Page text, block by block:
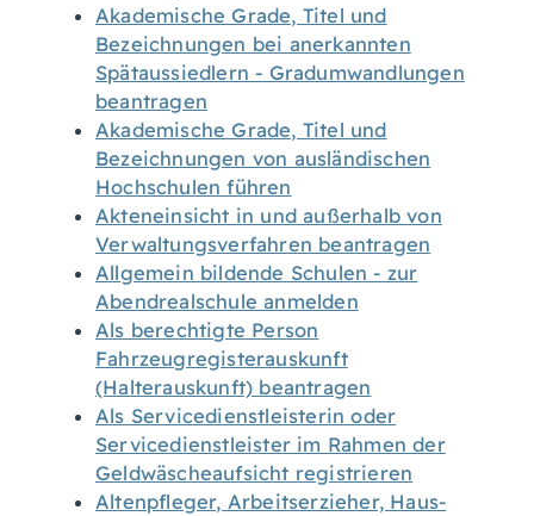
Akademische Grade, Titel und
Bezeichnungen bei anerkannten
Spätaussiedlern - Gradumwandlungen
beantragen
Akademische Grade, Titel und
Bezeichnungen von ausländischen
Hochschulen führen
Akteneinsicht in und außerhalb von
Verwaltungsverfahren beantragen
Allgemein bildende Schulen - zur
Abendrealschule anmelden
Als berechtigte Person
Fahrzeugregisterauskunft
(Halterauskunft) beantragen
Als Servicedienstleisterin oder
Servicedienstleister im Rahmen der
Geldwäscheaufsicht registrieren
Altenpfleger, Arbeitserzieher, Haus-